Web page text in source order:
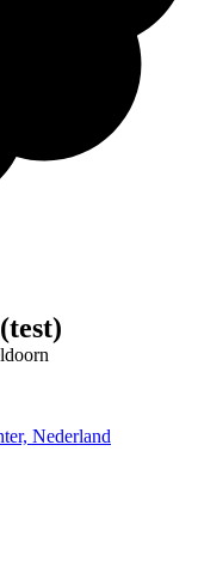
Nederland